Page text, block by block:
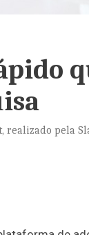
realizado pela